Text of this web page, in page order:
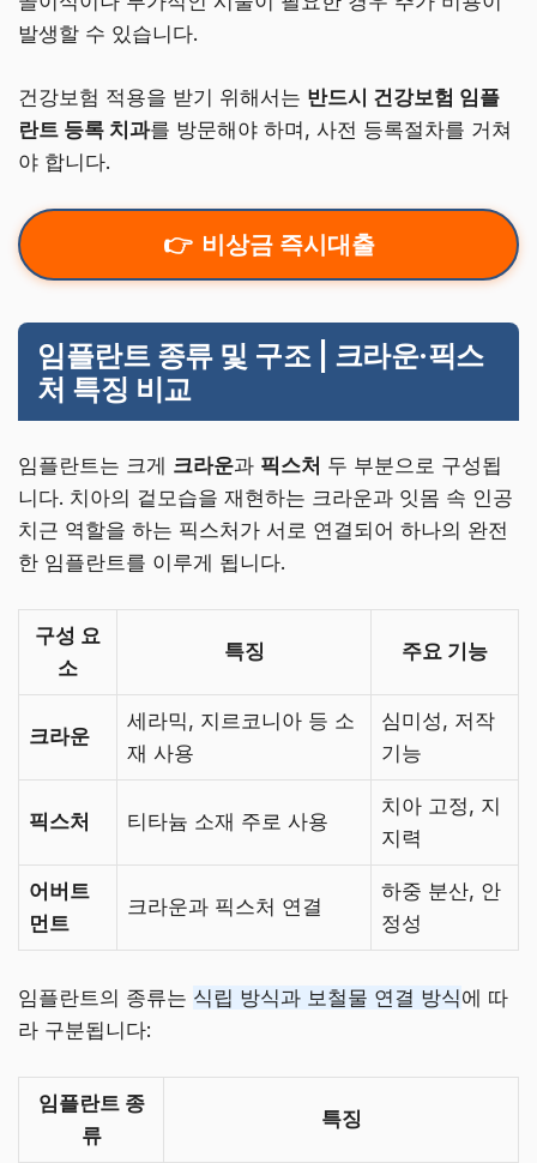
발생할 수 있습니다.
건강보험 적용을 받기 위해서는 반드시 건강보험 임플
란트 등록 치과를 방문해야 하며, 사전 등록절차를 거쳐
야 합니다.
비상금 즉시대출
임플란트 종류 및 구조 | 크라운·픽스
처 특징 비교
임플란트는 크게 크라운과 픽스처 두 부분으로 구성됩
니다. 치아의 겉모습을 재현하는 크라운과 잇몸 속 인공
치근 역할을 하는 픽스처가 서로 연결되어 하나의 완전
한 임플란트를 이루게 됩니다.
구성 요
소
특징 주요 기능
크라운
세라믹, 지르코니아 등 소
재 사용
심미성, 저작
기능
픽스처 티타늄 소재 주로 사용
치아 고정, 지
지력
어버트
먼트
크라운과 픽스처 연결
하중 분산, 안
정성
임플란트의 종류는 식립 방식과 보철물 연결 방식에 따
라 구분됩니다:
임플란트 종
류
특징